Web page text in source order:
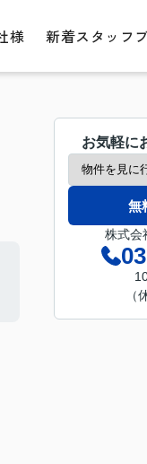
様 新着スタッフ
お気軽に
無
株式会
（